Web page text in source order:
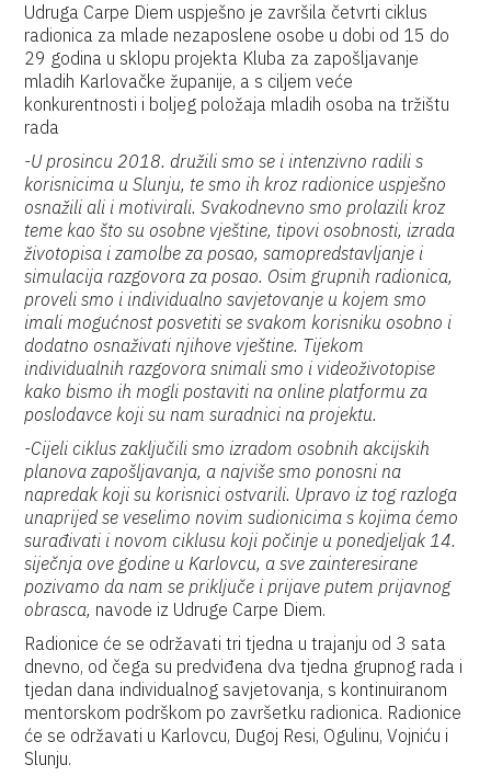
Udruga Carpe Diem uspješno je završila četvrti ciklus
radionica za mlade nezaposlene osobe u dobi od 15 do
29 godina u sklopu projekta Kluba za zapošljavanje
mladih Karlovačke županije, a s ciljem veće
konkurentnosti i boljeg položaja mladih osoba na tržištu
rada
-U prosincu 2018. družili smo se i intenzivno radili s
korisnicima u Slunju, te smo ih kroz radionice uspješno
osnažili ali i motivirali. Svakodnevno smo prolazili kroz
teme kao što su osobne vještine, tipovi osobnosti, izrada
životopisa i zamolbe za posao, samopredstavljanje i
simulacija razgovora za posao. Osim grupnih radionica,
proveli smo i individualno savjetovanje u kojem smo
imali mogućnost posvetiti se svakom korisniku osobno i
dodatno osnaživati njihove vještine. Tijekom
individualnih razgovora snimali smo i videoživotopise
kako bismo ih mogli postaviti na online platformu za
poslodavce koji su nam suradnici na projektu.
-Cijeli ciklus zaključili smo izradom osobnih akcijskih
planova zapošljavanja, a najviše smo ponosni na
napredak koji su korisnici ostvarili. Upravo iz tog razloga
unaprijed se veselimo novim sudionicima s kojima ćemo
surađivati i novom ciklusu koji počinje u ponedjeljak 14.
siječnja ove godine u Karlovcu, a sve zainteresirane
pozivamo da nam se priključe i prijave putem prijavnog
obrasca, navode iz Udruge Carpe Diem.
Radionice će se održavati tri tjedna u trajanju od 3 sata
dnevno, od čega su predviđena dva tjedna grupnog rada i
tjedan dana individualnog savjetovanja, s kontinuiranom
mentorskom podrškom po završetku radionica. Radionice
će se održavati u Karlovcu, Dugoj Resi, Ogulinu, Vojniću i
Slunju.